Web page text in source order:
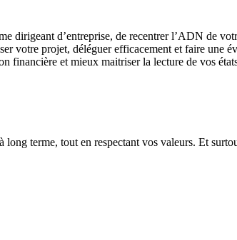
dirigeant d’entreprise, de recentrer l’ADN de
votre projet, déléguer efficacement et faire une
financière et mieux maitriser la lecture de vos
terme, tout en respectant vos valeurs. Et